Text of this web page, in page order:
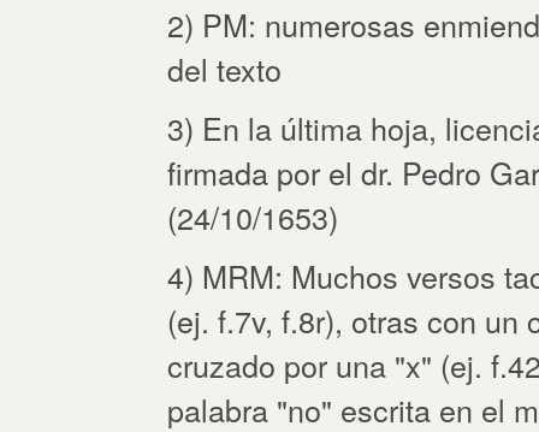
2) PM: numerosas
del texto
3) En la última hoja,
firmada por el dr. Pedro
(24/10/1653)
4) MRM: Muchos versos
(ej. f.7v, f.8r), otras con un
cruzado por una "x" (ej.
palabra "no" escrita en el